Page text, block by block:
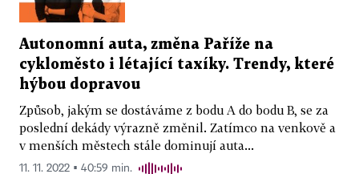
Autonomní auta, změna Paříže na
cykloměsto i létající taxíky. Trendy, které
hýbou dopravou
Způsob, jakým se dostáváme z bodu A do bodu B, se za
poslední dekády výrazně změnil. Zatímco na venkově a
v menších městech stále dominují auta...
11. 11. 2022 ▪ 40:59 min.